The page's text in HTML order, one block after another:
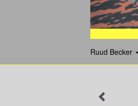
Ruud Becker